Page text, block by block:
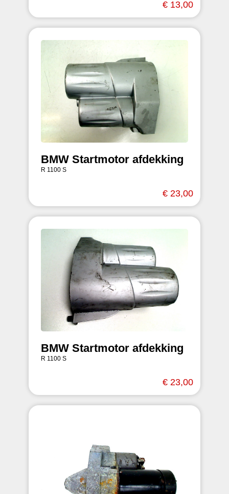
€ 13,00
BMW Startmotor afdekking
R 1100 S
€ 23,00
BMW Startmotor afdekking
R 1100 S
€ 23,00